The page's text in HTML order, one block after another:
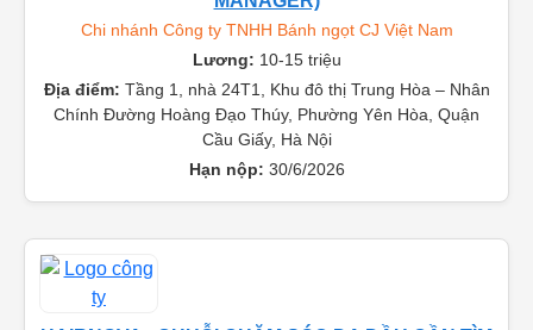
TOUSlesJOURS - TRƯỞNG CA BÁN HÀNG (HALL
MANAGER)
Chi nhánh Công ty TNHH Bánh ngọt CJ Việt Nam
Lương:10-15 triệu
Địa điểm:Tầng 1, nhà 24T1, Khu đô thị Trung Hòa – Nhân
Chính Đường Hoàng Đạo Thúy, Phường Yên Hòa, Quận
Cầu Giấy, Hà Nội
Hạn nộp:30/6/2026